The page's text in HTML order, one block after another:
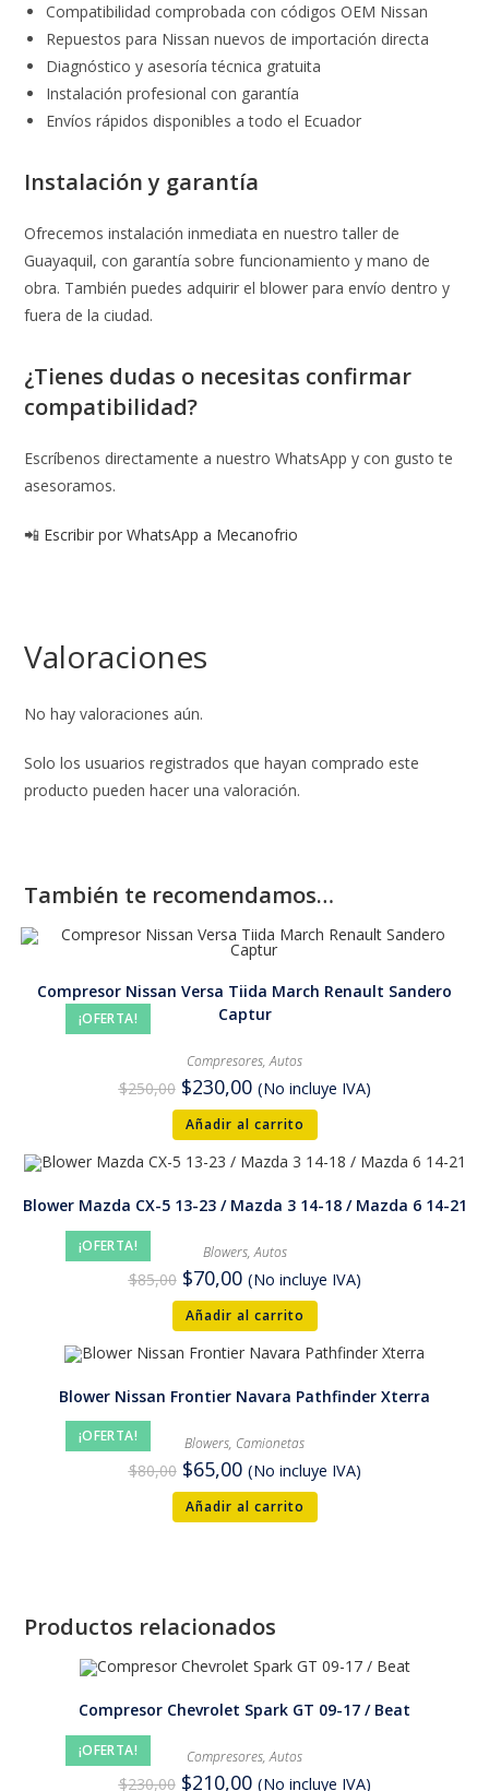
Compatibilidad comprobada con códigos OEM Nissan
Repuestos para Nissan nuevos de importación directa
Diagnóstico y asesoría técnica gratuita
Instalación profesional con garantía
Envíos rápidos disponibles a todo el Ecuador
Instalación y garantía
Ofrecemos instalación inmediata en nuestro taller de
Guayaquil, con garantía sobre funcionamiento y mano de
obra. También puedes adquirir el blower para envío dentro y
fuera de la ciudad.
¿Tienes dudas o necesitas confirmar
compatibilidad?
Escríbenos directamente a nuestro WhatsApp y con gusto te
asesoramos.
📲 Escribir por WhatsApp a Mecanofrio
Valoraciones
No hay valoraciones aún.
Solo los usuarios registrados que hayan comprado este
producto pueden hacer una valoración.
También te recomendamos…
¡OFERTA!
Compresor Nissan Versa Tiida March Renault Sandero
Captur
Compresores,Autos
$250,00 $230,00 (No incluye IVA)
Añadir al carrito
¡OFERTA!
Blower Mazda CX-5 13-23 / Mazda 3 14-18 / Mazda 6 14-21
Blowers,Autos
$85,00 $70,00 (No incluye IVA)
Añadir al carrito
¡OFERTA!
Blower Nissan Frontier Navara Pathfinder Xterra
Blowers, Camionetas
$80,00 $65,00 (No incluye IVA)
Añadir al carrito
Productos relacionados
¡OFERTA!
Compresor Chevrolet Spark GT 09-17 / Beat
Compresores,Autos
$230,00 $210,00 (No incluye IVA)